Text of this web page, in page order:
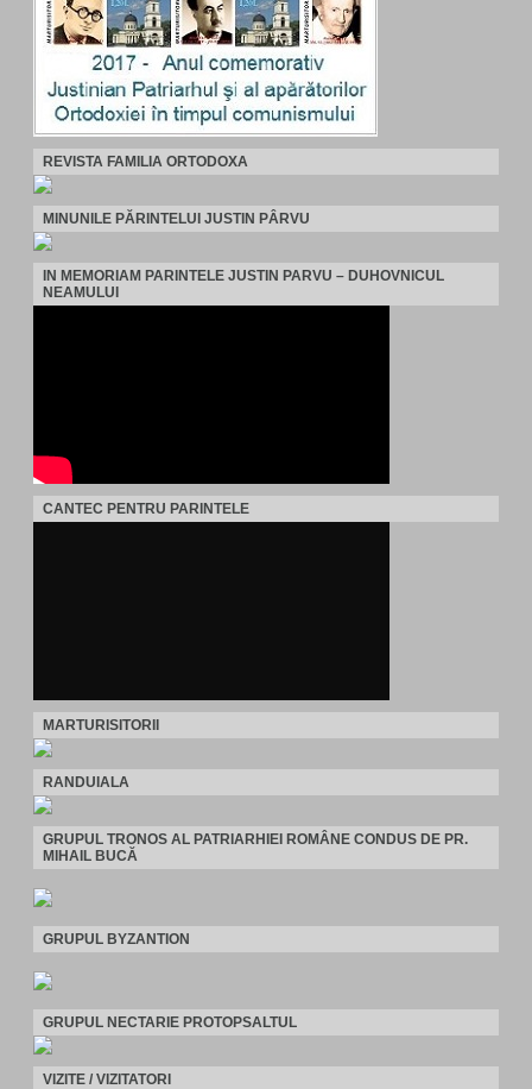
REVISTA FAMILIA ORTODOXA
MINUNILE PĂRINTELUI JUSTIN PÂRVU
IN MEMORIAM PARINTELE JUSTIN PARVU – DUHOVNICUL
NEAMULUI
CANTEC PENTRU PARINTELE
MARTURISITORII
RANDUIALA
GRUPUL TRONOS AL PATRIARHIEI ROMÂNE CONDUS DE PR.
MIHAIL BUCĂ
GRUPUL BYZANTION
GRUPUL NECTARIE PROTOPSALTUL
VIZITE / VIZITATORI